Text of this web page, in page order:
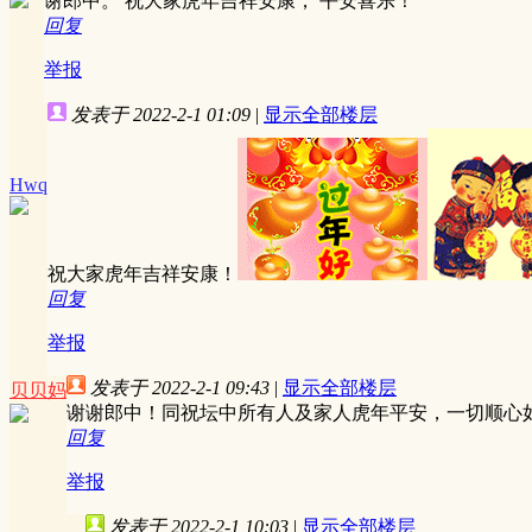
回复
举报
Hwq
发表于 2022-2-1 01:09 | 显示全部楼层
祝大家虎年吉祥安康！
回复
举报
贝贝妈 发表于 2022-2-1 09:43 | 显示全部楼层
谢谢郎中！同祝坛中所有人及家人虎年平安，一切顺心
回复
举报
发表于 2022-2-1 10:03 | 显示全部楼层